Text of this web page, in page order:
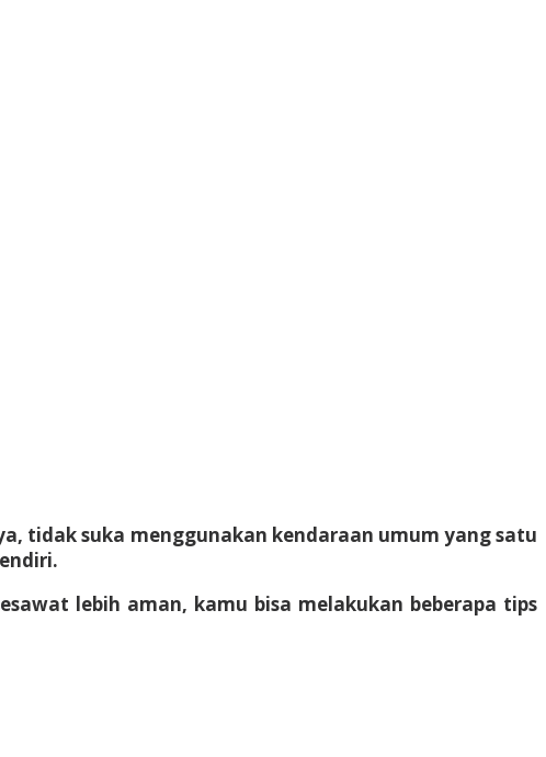
tidak suka menggunakan kendaraan umum yang satu
lebih aman, kamu bisa melakukan beberapa tips